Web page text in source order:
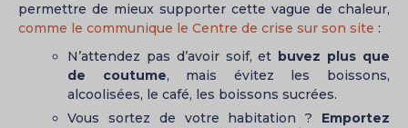
permettre de mieux supporter cette vague de chaleur,
comme le communique le Centre de crise sur son site :
N’attendez pas d’avoir soif, et buvez plus que
de coutume, mais évitez les boissons,
alcoolisées, le café, les boissons sucrées.
Vous sortez de votre habitation ? Emportez